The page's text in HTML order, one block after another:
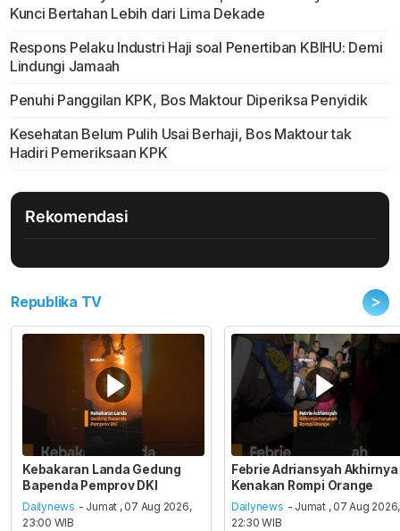
Kunci Bertahan Lebih dari Lima Dekade
Respons Pelaku Industri Haji soal Penertiban KBIHU: Demi
Lindungi Jamaah
Penuhi Panggilan KPK, Bos Maktour Diperiksa Penyidik
Kesehatan Belum Pulih Usai Berhaji, Bos Maktour tak
Hadiri Pemeriksaan KPK
Rekomendasi
Republika TV >
Kebakaran Landa Gedung
Bapenda Pemprov DKI
Dailynews - Jumat , 07 Aug 2026,
23:00 WIB
Febrie Adriansyah Akhirnya
Kenakan Rompi Orange
Dailynews - Jumat , 07 Aug 2026,
22:30 WIB